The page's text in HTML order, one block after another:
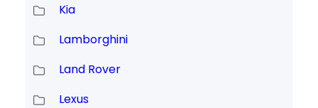
Kia
Lamborghini
Land Rover
Lexus